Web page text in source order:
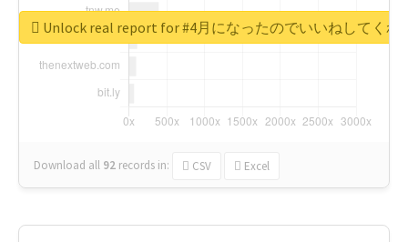
Download all 92 records in: CSV Excel
Unlock real report for #4月になったのでいいねしてくれ